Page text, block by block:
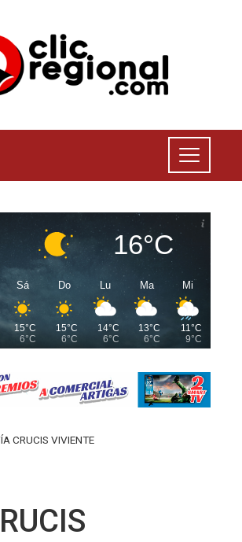
16°C
Sá
15°C
6°C
Do
15°C
6°C
Lu
14°C
6°C
Ma
13°C
6°C
Mi
11°C
9°C
CRUCIS VIVIENTE